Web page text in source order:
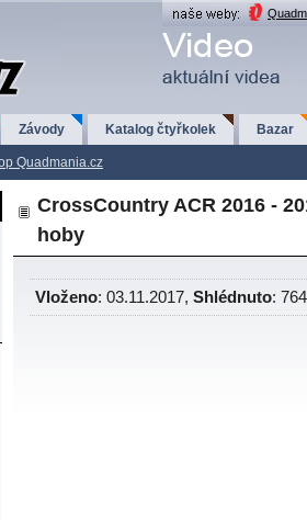
Závody Katalog čtyřkolek Bazar
Quadmania.cz
CrossCountry ACR 2016 -
hoby
Vloženo: 03.11.2017, Shlédnuto: